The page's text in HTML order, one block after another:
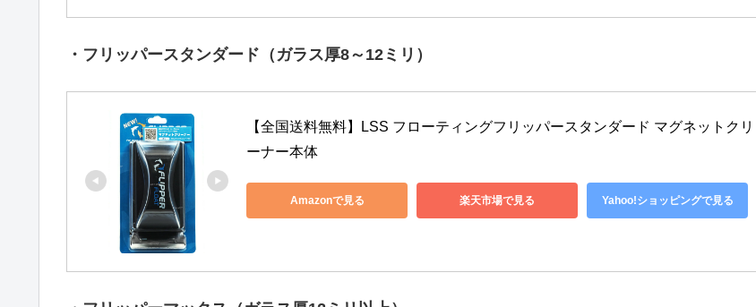
・フリッパースタンダード（ガラス厚8～12ミリ）
【全国送料無料】LSS フローティングフリッパースタンダード マグネットクリ
ーナー本体
Amazonで見る 楽天市場で見る Yahoo!ショッピングで見る